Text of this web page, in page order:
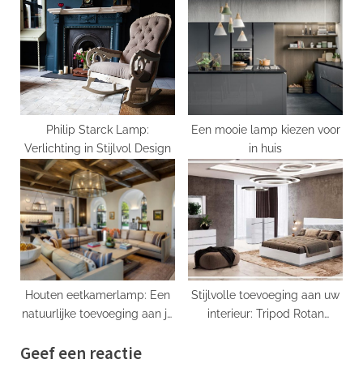
Philip Starck Lamp:
Verlichting in Stijlvol Design
Een mooie lamp kiezen voor
in huis
Houten eetkamerlamp: Een
natuurlijke toevoeging aan je
Stijlvolle toevoeging aan uw
interieur: Tripod Rotan
Geef een reactie